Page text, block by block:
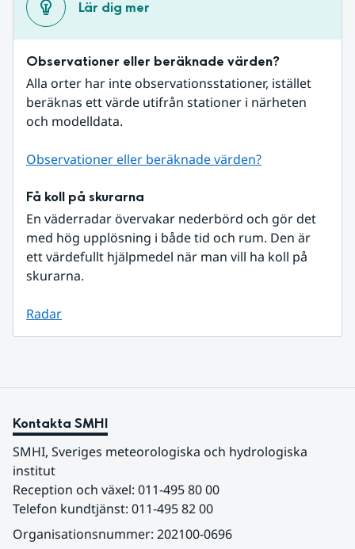
Lär dig mer
Observationer eller beräknade värden?
Alla orter har inte observationsstationer, istället
beräknas ett värde utifrån stationer i närheten
och modelldata.
Observationer eller beräknade värden?
Få koll på skurarna
En väderradar övervakar nederbörd och gör det
med hög upplösning i både tid och rum. Den är
ett värdefullt hjälpmedel när man vill ha koll på
skurarna.
Radar
Kontakta SMHI
SMHI, Sveriges meteorologiska och hydrologiska
institut
Reception och växel: 011-495 80 00
Telefon kundtjänst: 011-495 82 00
Organisationsnummer: 202100-0696